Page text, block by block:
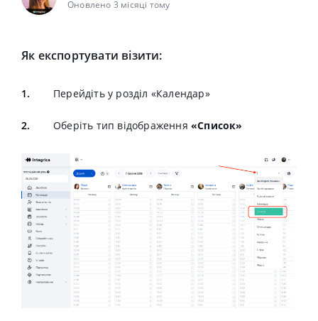
Оновлено 3 місяці тому
Як експортувати візити:
Перейдіть у розділ «Календар»
Оберіть тип відображення «Список»